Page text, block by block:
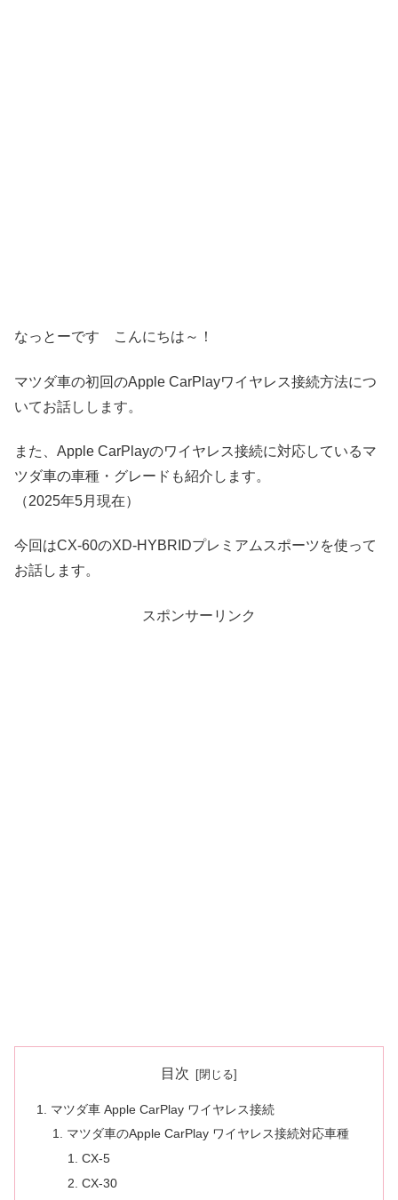
なっとーです こんにちは～！
マツダ車の初回のApple CarPlayワイヤレス接続方法につ
いてお話しします。
また、Apple CarPlayのワイヤレス接続に対応しているマ
ツダ車の車種・グレードも紹介します。
（2025年5月現在）
今回はCX-60のXD-HYBRIDプレミアムスポーツを使って
お話します。
スポンサーリンク
目次
マツダ車 Apple CarPlay ワイヤレス接続
マツダ車のApple CarPlay ワイヤレス接続対応車種
CX-5
CX-30